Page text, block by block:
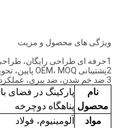
ویژگی های محصول و مزیت
1حرفه ای طراحی رایگان، طراحی راه حل های سفارشی
2پشتیبانی OEM، MOQ پایین، تحویل سریع
3.ضد خم شدن، ضد پیری، عملکرد بالا
نام
محصول
پارکینگ در فضای
پناهگاه دوچرخه
مواد
آلومینیوم، فولاد